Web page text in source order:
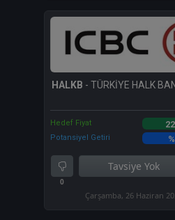
HALKB - TÜRKİYE HALK
Hedef Fiyat
Potansiyel Getiri
0
Tavsiye Yok
Çarşamba, 26 Haziran